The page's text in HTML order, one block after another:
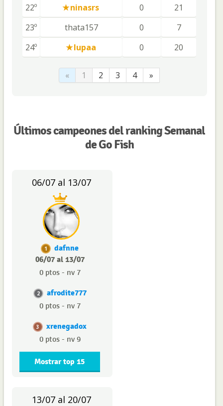
22º
ninasrs 0
21
23º
thata157 0
7
24º
lupaa 0 20
« 1 2 3 4 »
Últimos campeones del ranking Semanal
de Go Fish
06/07 al 13/07
1
dafnne
06/07 al 13/07
0 ptos - nv 7
2 afrodite777
0 ptos - nv 7
3 xrenegadox
0 ptos - nv 9
Mostrar top 15
13/07 al 20/07